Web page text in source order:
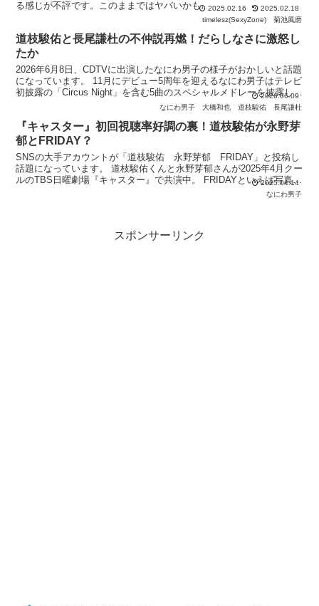
る感じが不評です。このままではヤバいかも 2025.02.16
2025.02.18
timelesz(SexyZone)
菊池風磨
道枝駿佑と長尾謙杜の不仲説再燃！だらしなさに激怒し
たか
2026年6月8日、CDTVに出演したなにわ男子の様子がおかしいと話題
になっています。 11月にデビュー5周年を迎えるなにわ男子はテレビ
初披露の「Circus Night」を含む5曲のスペシャルメドレーを披露しま
2026.06.09
なにわ男子
大橋和也 道枝駿佑 長尾謙杜
『キャスター』初回視聴率好調の裏！道枝駿佑が永野芽
郁とFRIDAY？
SNSの大手アカウントが「道枝駿佑 永野芽郁 FRIDAY」と投稿し
話題になっています。 道枝駿佑くんと永野芽郁さんが2025年4月クー
ルのTBS日曜劇場『キャスター』で共演中。 FRIDAYといえば写真週
2025.04.14
なにわ男子
スポンサーリンク